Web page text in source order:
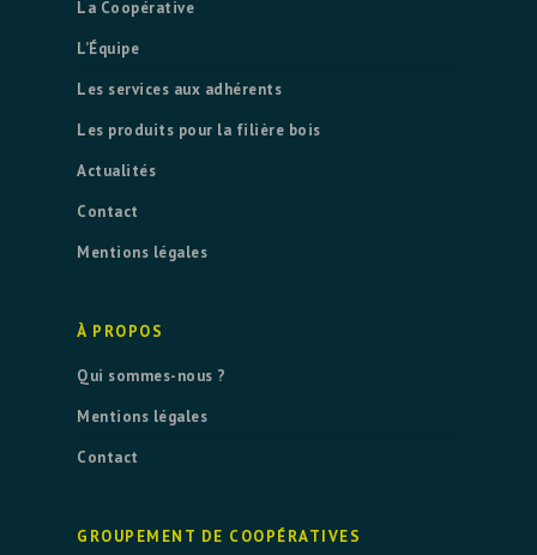
La Coopérative
L’Équipe
Les services aux adhérents
Les produits pour la filière bois
Actualités
Contact
Mentions légales
À PROPOS
Qui sommes-nous ?
Mentions légales
Contact
GROUPEMENT DE COOPÉRATIVES